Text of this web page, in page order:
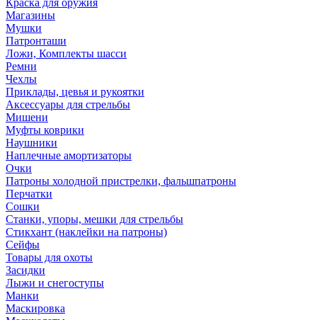
Краска для оружия
Магазины
Мушки
Патронташи
Ложи, Комплекты шасси
Ремни
Чехлы
Приклады, цевья и рукоятки
Аксессуары для стрельбы
Мишени
Муфты коврики
Наушники
Наплечные амортизаторы
Очки
Патроны холодной пристрелки, фальшпатроны
Перчатки
Сошки
Станки, упоры, мешки для стрельбы
Стикхант (наклейки на патроны)
Сейфы
Товары для охоты
Засидки
Лыжи и снегоступы
Манки
Маскировка